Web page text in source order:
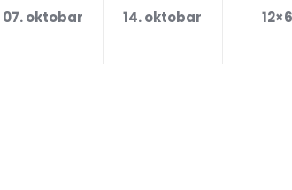
07. oktobar 14. oktobar